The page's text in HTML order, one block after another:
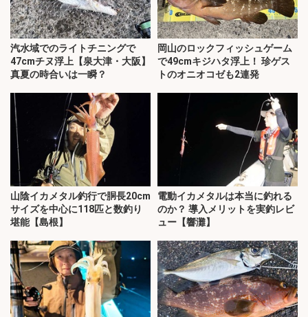
汽水域でのライトチニングで
47cmチヌ浮上【泉大津・大阪】
真夏の時合いは一瞬？
岡山のロックフィッシュゲーム
で49cmキジハタ浮上！ 珍ゲス
トのオニオコゼも2連発
山陰イカメタル釣行で胴長20cm
サイズを中心に118匹と数釣り
堪能【島根】
電動イカメタルは本当に釣れる
のか？ 導入メリットを実釣レビ
ュー【響灘】